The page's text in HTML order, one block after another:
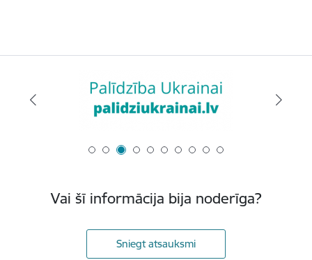
Vai šī informācija bija noderīga?
Sniegt atsauksmi